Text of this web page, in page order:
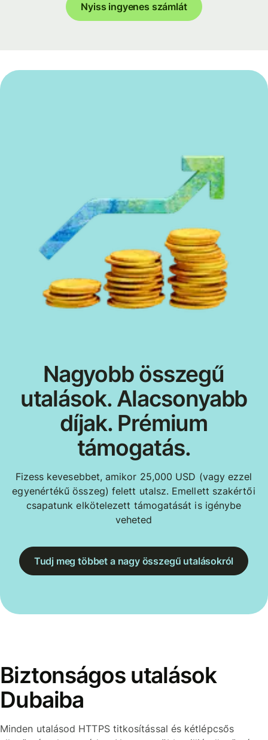
Nyiss ingyenes számlát
Nagyobb összegű
utalások. Alacsonyabb
díjak. Prémium
támogatás.
Fizess kevesebbet, amikor 25,000 USD (vagy ezzel
egyenértékű összeg) felett utalsz. Emellett szakértői
csapatunk elkötelezett támogatását is igénybe
veheted
Tudj meg többet a nagy összegű utalásokról
Biztonságos utalások
Dubaiba
Minden utalásod HTTPS titkosítással és kétlépcsős